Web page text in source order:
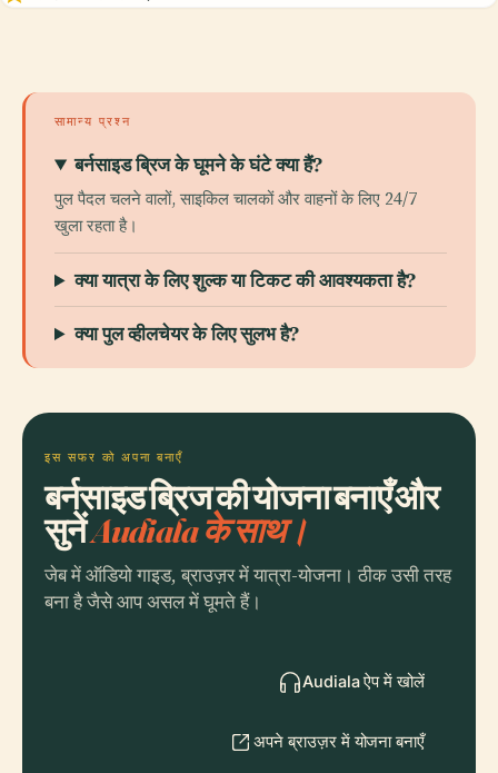
सामान्य प्रश्न
बर्नसाइड ब्रिज के घूमने के घंटे क्या हैं?
पुल पैदल चलने वालों, साइकिल चालकों और वाहनों के लिए 24/7
खुला रहता है।
क्या यात्रा के लिए शुल्क या टिकट की आवश्यकता है?
क्या पुल व्हीलचेयर के लिए सुलभ है?
इस सफर को अपना बनाएँ
बर्नसाइड ब्रिज की योजना बनाएँ और
सुनेंAudiala के साथ।
जेब में ऑडियो गाइड, ब्राउज़र में यात्रा-योजना। ठीक उसी तरह
बना है जैसे आप असल में घूमते हैं।
Audiala ऐप में खोलें
अपने ब्राउज़र में योजना बनाएँ